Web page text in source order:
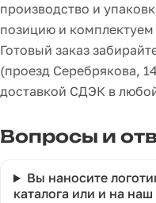
производство и
позицию и
Готовый заказ
(проезд Серебрякова,
доставкой СДЭК в
Вопросы и
Вы наносите
каталога или и на наш